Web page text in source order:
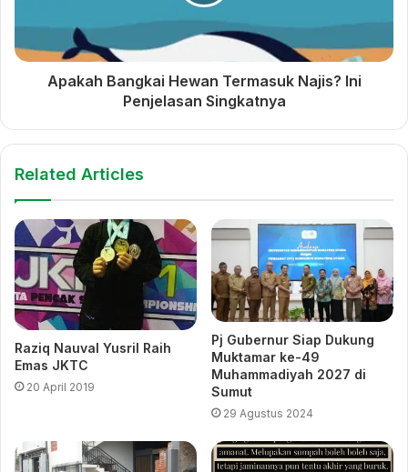
nilai strategis yang berperan besar dalam mendorong
perkembangan kampus. “Penghargaan ini menginspirasi
kami untuk terus membangun budaya keterbukaan yang
lebih kuat,” pungkas Abdul Rohim.***
Informasi Publik
Diskusi Intelektual SIAP
JABAR 2024 Dukung Visi
Prodi Administrasi Publik
Jawa Barat
Apakah Bangkai Hewan Termasuk Najis? Ini
Penjelasan Singkatnya
Related Articles
Raziq Nauval Yusril Raih
Emas JKTC
20 April 2019
Pj Gubernur Siap Dukung
Muktamar ke-49
Muhammadiyah 2027 di
Sumut
29 Agustus 2024